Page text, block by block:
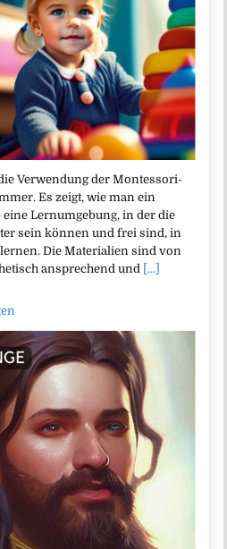
Verwendung der Montessori-
Es zeigt, wie man ein
Lernumgebung, in der die
sein können und frei sind, in
Die Materialien sind von
ansprechend und [...]